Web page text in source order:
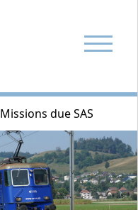
Afficher
Missions due SAS